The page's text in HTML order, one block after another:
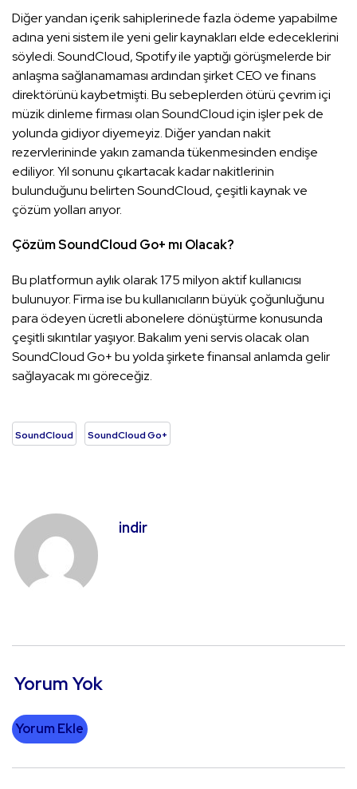
Diğer yandan içerik sahiplerinede fazla ödeme yapabilme
adına yeni sistem ile yeni gelir kaynakları elde edeceklerini
söyledi. SoundCloud, Spotify ile yaptığı görüşmelerde bir
anlaşma sağlanamaması ardından şirket CEO ve finans
direktörünü kaybetmişti. Bu sebeplerden ötürü çevrim içi
müzik dinleme firması olan SoundCloud için işler pek de
yolunda gidiyor diyemeyiz. Diğer yandan nakit
rezervlerininde yakın zamanda tükenmesinden endişe
ediliyor. Yıl sonunu çıkartacak kadar nakitlerinin
bulunduğunu belirten SoundCloud, çeşitli kaynak ve
çözüm yolları arıyor.
Çözüm SoundCloud Go+ mı Olacak?
Bu platformun aylık olarak 175 milyon aktif kullanıcısı
bulunuyor. Firma ise bu kullanıcıların büyük çoğunluğunu
para ödeyen ücretli abonelere dönüştürme konusunda
çeşitli sıkıntılar yaşıyor. Bakalım yeni servis olacak olan
SoundCloud Go+ bu yolda şirkete finansal anlamda gelir
sağlayacak mı göreceğiz.
SoundCloud SoundCloud Go+
indir
Yorum Yok
Yorum Ekle